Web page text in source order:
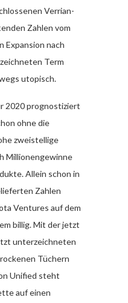
Verrian-
Zahlen vom
Expansion nach
Term
utopisch.
2020 prognostiziert
ohne die
zweistellige
Millionengewinne
Allein schon in
Zahlen
Ventures auf dem
billig. Mit der jetzt
unterzeichneten
Tüchern
Unified steht
auf einen